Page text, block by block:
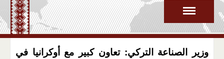
وزير الصناعة التركي: تعاون كبير مع أوكرانيا في